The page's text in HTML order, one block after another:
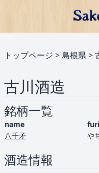
トップページ >島根県>
古川酒造
銘柄一覧
name
八千矛
や
酒造情報